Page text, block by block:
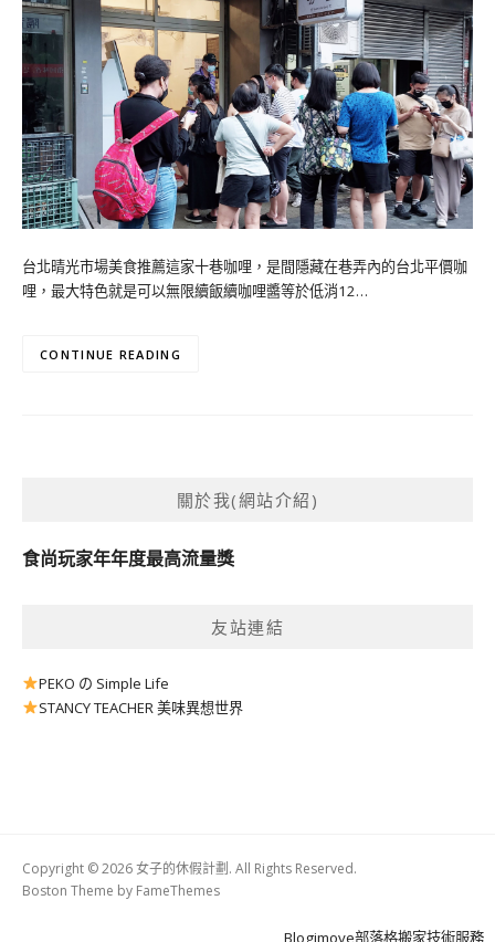
台北晴光市場美食推薦這家十巷咖哩，是間隱藏在巷弄內的台北平價咖
哩，最大特色就是可以無限續飯續咖哩醬等於低消12…
CONTINUE READING
關於我(網站介紹)
食尚玩家年年度最高流量獎
友站連結
PEKO の Simple Life
STANCY TEACHER 美味異想世界
Copyright © 2026 女子的休假計劃. All Rights Reserved.
Boston Theme by FameThemes
Blogimove部落格搬家技術服務